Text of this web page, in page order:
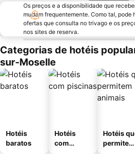
Os preços e a disponibilidade que
mudam frequentemente. Como tal, pode
ofertas que consulta no trivago e os
nos sites de reserva.
Categorias de hotéis
sur-Moselle
Hotéis
baratos
Hotéis
com
Hotéis
permitem